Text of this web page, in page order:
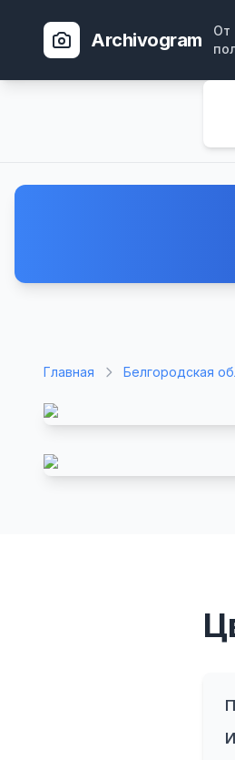
Archivogram
От
Главная Белгородская